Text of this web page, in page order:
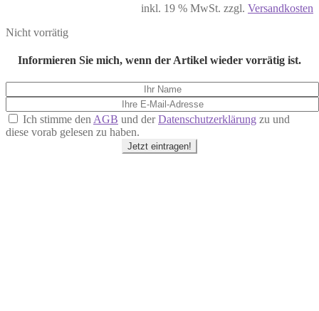
inkl. 19 % MwSt. zzgl. Versandkosten
Nicht vorrätig
Informieren Sie mich, wenn der Artikel wieder vorrätig ist.
Ich stimme den AGB und derDatenschutzerklärung zu und
diese vorab gelesen zu haben.
Jetzt eintragen!